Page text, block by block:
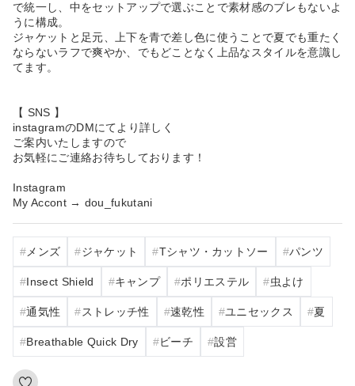
で統一し、中をセットアップで選ぶことで素材感のブレもないよ
うに構成。
ジャケットと足元、上下を青で差し色に使うことで夏でも重たく
ならないラフで爽やか、でもどことなく上品なスタイルを意識し
てます。
【 SNS 】
instagramのDMにてより詳しく
ご案内いたしますので
お気軽にご連絡お待ちしております！
Instagram
My Accont → dou_fukutani
メンズ ジャケット Tシャツ・カットソー パンツ
Insect Shield キャンプ ポリエステル 虫よけ
通気性 ストレッチ性 速乾性 ユニセックス 夏
Breathable Quick Dry ビーチ 設営